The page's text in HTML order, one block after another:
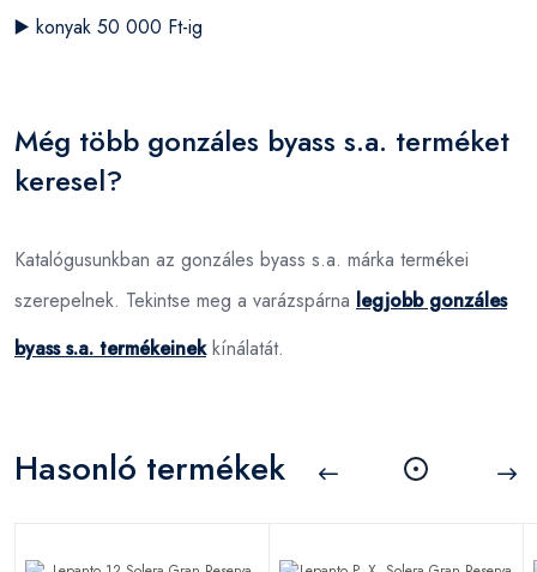
▶️ konyak 50 000 Ft-ig
Még több gonzáles byass s.a. terméket
keresel?
Katalógusunkban az gonzáles byass s.a. márka termékei
szerepelnek. Tekintse meg a varázspárna legjobb gonzáles
byass s.a. termékeinekkínálatát.
Hasonló termékek